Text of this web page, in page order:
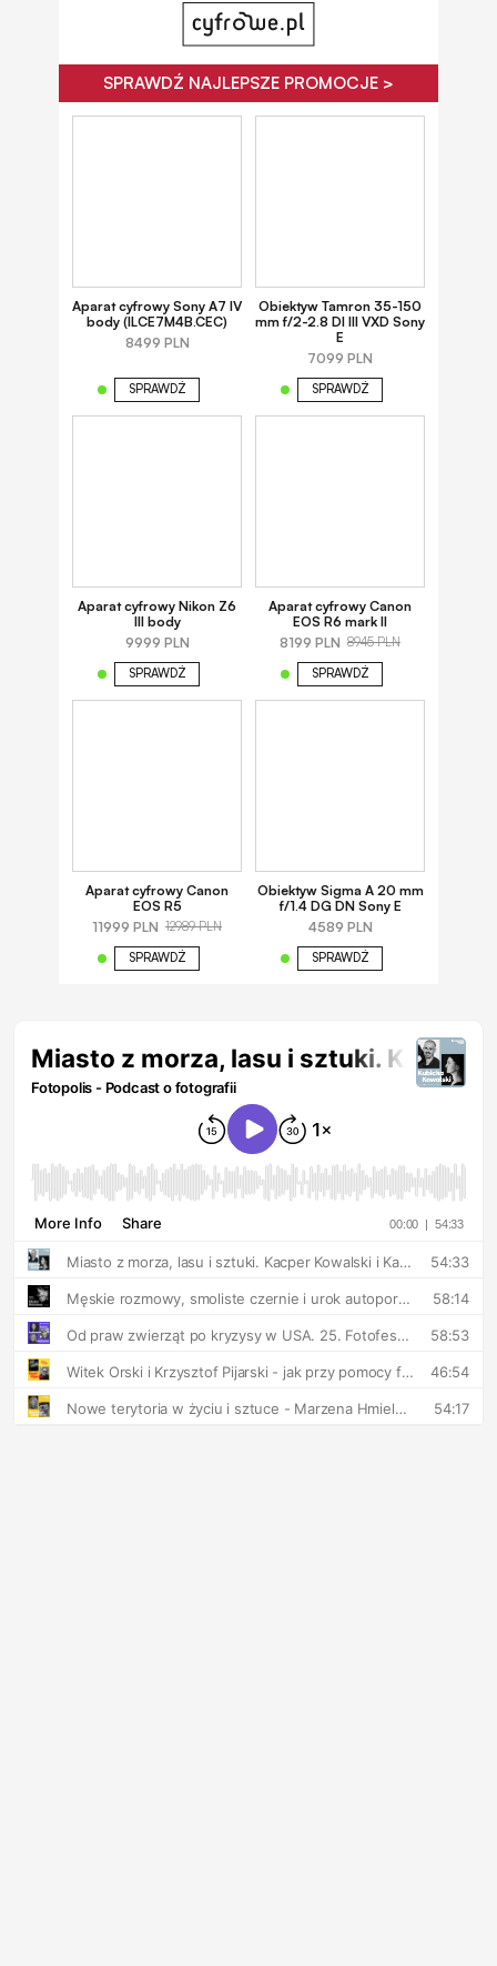
SPRAWDŹ NAJLEPSZE PROMOCJE >
Aparat cyfrowy Sony A7 IV
body (ILCE7M4B.CEC)
8499 PLN
SPRAWDŹ
Obiektyw Tamron 35-150
mm f/2-2.8 DI III VXD Sony
E
7099 PLN
SPRAWDŹ
Aparat cyfrowy Nikon Z6
III body
9999 PLN
SPRAWDŹ
Aparat cyfrowy Canon
EOS R6 mark II
8199 PLN 8945 PLN
SPRAWDŹ
Aparat cyfrowy Canon
EOS R5
11999 PLN 12989 PLN
SPRAWDŹ
Obiektyw Sigma A 20 mm
f/1.4 DG DN Sony E
4589 PLN
SPRAWDŹ